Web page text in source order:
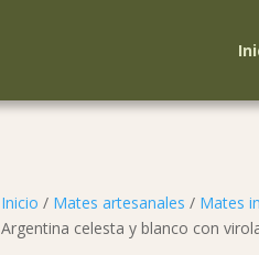
Inicio / Mates artesanales / Mates
Argentina celesta y blanco con